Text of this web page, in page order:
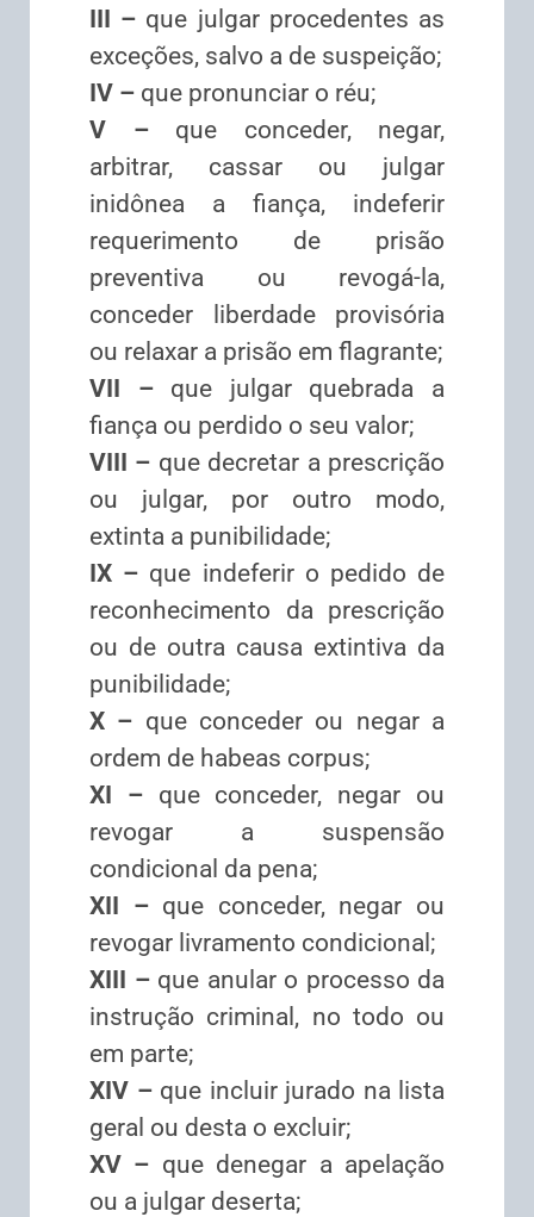
III – que julgar procedentes as
exceções, salvo a de suspeição;
IV – que pronunciar o réu;
V –que conceder, negar,
arbitrar, cassar ou julgar
inidônea a fiança, indeferir
requerimento de prisão
preventiva ou revogá-la,
conceder liberdade provisória
ou relaxar a prisão em flagrante;
VII –que julgar quebrada a
fiança ou perdido o seu valor;
VIII – que decretar a prescrição
ou julgar, por outro modo,
extinta a punibilidade;
IX – que indeferir o pedido de
reconhecimento da prescrição
ou de outra causa extintiva da
punibilidade;
X – que conceder ou negar a
ordem de habeas corpus;
XI –que conceder, negar ou
revogar a suspensão
condicional da pena;
XII –que conceder, negar ou
revogar livramento condicional;
XIII –que anular o processo da
instrução criminal, no todo ou
em parte;
XIV –que incluir jurado na lista
geral ou desta o excluir;
XV – que denegar a apelação
ou a julgar deserta;